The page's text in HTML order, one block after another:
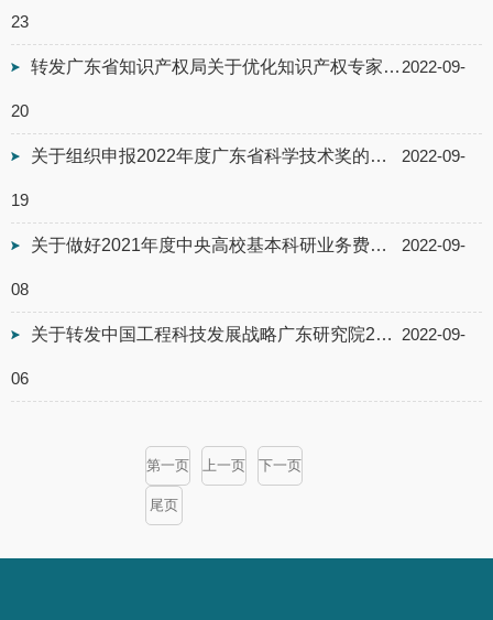
23
转发广东省知识产权局关于优化知识产权专家库管理工作的通知 2022-09-
20
关于组织申报2022年度广东省科学技术奖的通知 2022-09-
19
关于做好2021年度中央高校基本科研业务费（自然科学）项目年度检查暨项目信息填报... 2022-09-
08
关于转发中国工程科技发展战略广东研究院2023年度咨询研究项目立项申报工作的通知 2022-09-
06
第一页 上一页 下一页
尾页